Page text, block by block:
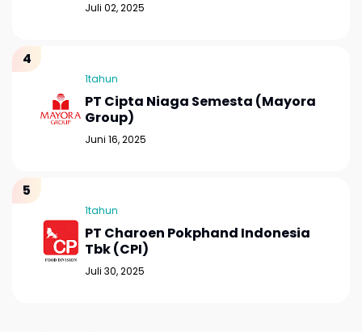
Juli 02, 2025
1tahun
PT Cipta Niaga Semesta (Mayora
Group)
Juni 16, 2025
1tahun
PT Charoen Pokphand Indonesia
Tbk (CPI)
Juli 30, 2025